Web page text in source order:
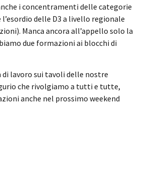
i concentramenti delle categorie
delle D3 a livello regionale
Manca ancora all’appello solo la
due formazioni ai blocchi di
lavoro sui tavoli delle nostre
che rivolgiamo a tutti e tutte,
anche nel prossimo weekend